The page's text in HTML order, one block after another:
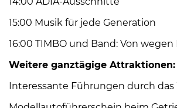
Vereinbarung.
15:00 Musik für jede Generation
16:00 TIMBO und Band: Von wegen
Weitere ganztägige Attraktionen:
Interessante Führungen durch das